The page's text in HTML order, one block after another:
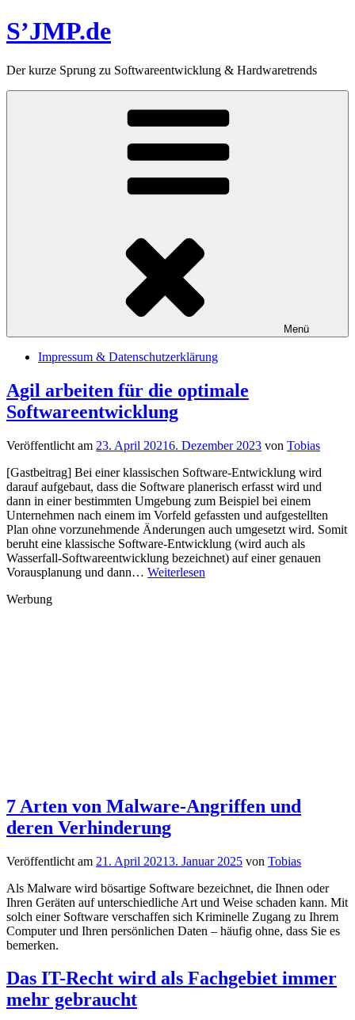
Zum
Inhalt
S’JMP.de
Der kurze Sprung zu Softwareentwicklung & Hardwaretrends
Menü
Impressum & Datenschutzerklärung
Agil arbeiten für die optimale
Softwareentwicklung
Veröffentlicht am 23. April 20216. Dezember 2023 von Tobias
[Gastbeitrag] Bei einer klassischen Software-Entwicklung wird
darauf aufgebaut, dass die Software planerisch erfasst wird und
dann in einer bestimmten Umgebung zum Beispiel bei einem
Unternehmen nach einem im Vorfeld gefassten und aufgestellten
Plan ohne vorzunehmende Änderungen auch umgesetzt wird. Somit
beruht eine klassische Software-Entwicklung (wird auch als
Wasserfall-Softwareentwicklung bezeichnet) auf einer genauen
Vorausplanung und dann… Weiterlesen
Werbung
7 Arten von Malware-Angriffen und
deren Verhinderung
Veröffentlicht am 21. April 20213. Januar 2025 von Tobias
Als Malware wird bösartige Software bezeichnet, die Ihnen oder
Ihren Geräten auf unterschiedliche Art und Weise schaden kann. Mit
solch einer Software verschaffen sich Kriminelle Zugang zu Ihrem
Computer und Ihren persönlichen Daten – häufig ohne, dass Sie es
bemerken.
Das IT-Recht wird als Fachgebiet immer
mehr gebraucht